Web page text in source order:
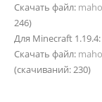
Скачать файл:
246)
Для Minecraft 1.19.4:
Скачать файл:
(cкачиваний: 230)